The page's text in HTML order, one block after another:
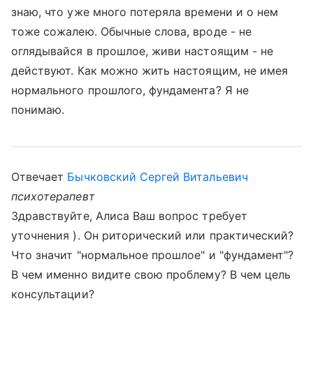
знаю, что уже много потеряла времени и о нем
тоже сожалею. Обычные слова, вроде - не
оглядывайся в прошлое, живи настоящим - не
действуют. Как можно жить настоящим, не имея
нормального прошлого, фундамента? Я не
понимаю.
Отвечает Бычковский Сергей Витальевич
психотерапевт
Здравствуйте, Алиса Ваш вопрос требует
уточнения ). Он риторический или практический?
Что значит "нормальное прошлое" и "фундамент"?
В чем именно видите свою проблему? В чем цель
консультации?